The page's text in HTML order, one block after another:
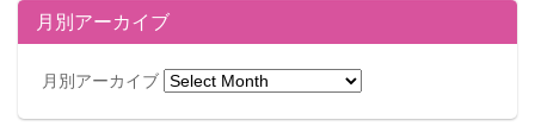
月別アーカイブ
月別アーカイブ